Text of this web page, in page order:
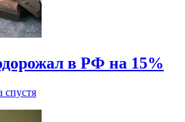
в РФ на 15%
спустя